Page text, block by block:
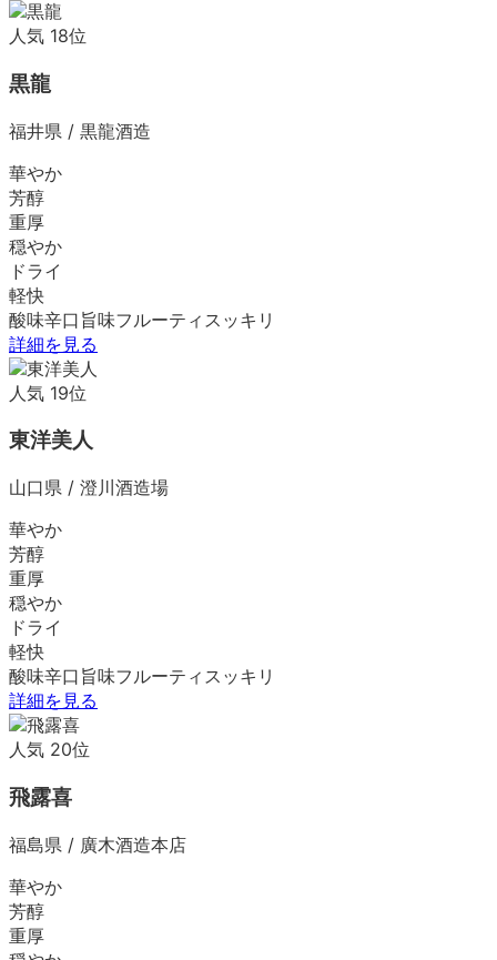
人気 18位
黒龍
福井県 / 黒龍酒造
華やか
芳醇
重厚
穏やか
ドライ
軽快
酸味辛口 旨味フルーティ スッキリ
詳細を見る
人気 19位
東洋美人
山口県 / 澄川酒造場
華やか
芳醇
重厚
穏やか
ドライ
軽快
酸味辛口 旨味フルーティ スッキリ
詳細を見る
人気 20位
飛露喜
福島県 / 廣木酒造本店
華やか
芳醇
重厚